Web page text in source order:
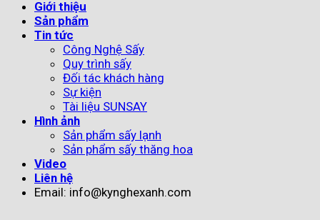
Giới thiệu
Sản phẩm
Tin tức
Công Nghệ Sấy
Quy trình sấy
Đối tác khách hàng
Sự kiện
Tài liệu SUNSAY
Hình ảnh
Sản phẩm sấy lạnh
Sản phẩm sấy thăng hoa
Video
Liên hệ
Email: info@kynghexanh.com